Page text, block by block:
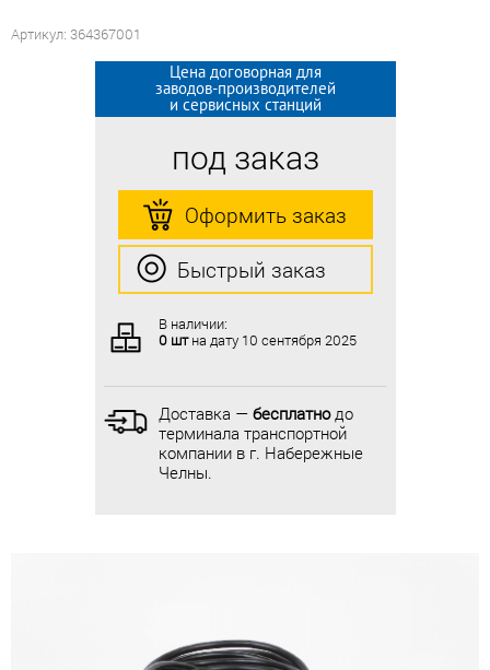
Артикул: 364367001
Цена договорная для
заводов-производителей
и сервисных станций
под заказ
Оформить заказ
Быстрый заказ
В наличии:
0 штна дату 10 сентября 2025
Доставка — бесплатнодо
терминала транспортной
компании в г. Набережные
Челны.
Цена договорная для
заводов-производителей
и сервисных станций
под заказ
Оформить заказ
Быстрый заказ
В наличии:
0 штна дату 10 сентября 2025
Доставка — бесплатнодо
терминала транспортной
компании в г. Набережные
Челны.